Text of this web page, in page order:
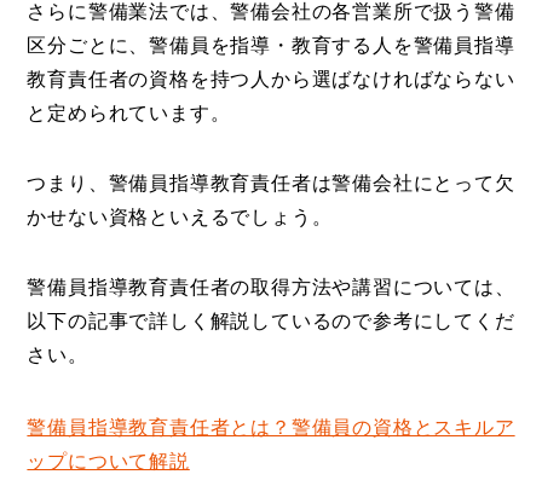
さらに警備業法では、警備会社の各営業所で扱う警備
区分ごとに、警備員を指導・教育する人を警備員指導
教育責任者の資格を持つ人から選ばなければならない
と定められています。
つまり、警備員指導教育責任者は警備会社にとって欠
かせない資格といえるでしょう。
警備員指導教育責任者の取得方法や講習については、
以下の記事で詳しく解説しているので参考にしてくだ
さい。
警備員指導教育責任者とは？警備員の資格とスキルア
ップについて解説